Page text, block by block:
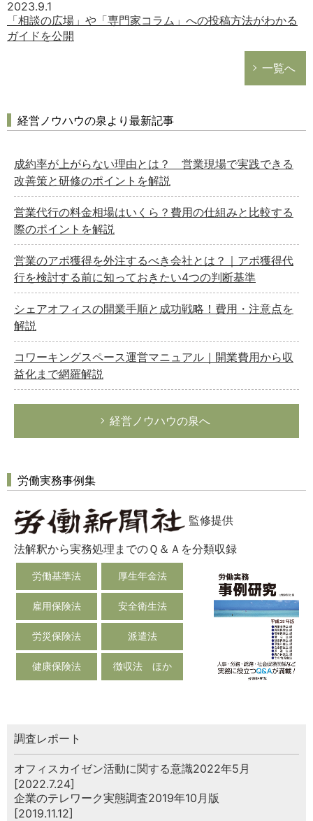
2023.9.1
「相談の広場」や「専門家コラム」への投稿方法がわかる
ガイドを公開
一覧へ
経営ノウハウの泉より最新記事
成約率が上がらない理由とは？ 営業現場で実践できる
改善策と研修のポイントを解説
営業代行の料金相場はいくら？費用の仕組みと比較する
際のポイントを解説
営業のアポ獲得を外注するべき会社とは？｜アポ獲得代
行を検討する前に知っておきたい4つの判断基準
シェアオフィスの開業手順と成功戦略！費用・注意点を
解説
コワーキングスペース運営マニュアル｜開業費用から収
益化まで網羅解説
経営ノウハウの泉へ
労働実務事例集
監修提供
法解釈から実務処理までのＱ＆Ａを分類収録
労働基準法 厚生年金法
雇用保険法 安全衛生法
労災保険法 派遣法
健康保険法 徴収法 ほか
調査レポート
オフィスカイゼン活動に関する意識2022年5月
[2022.7.24]
企業のテレワーク実態調査2019年10月版
[2019.11.12]